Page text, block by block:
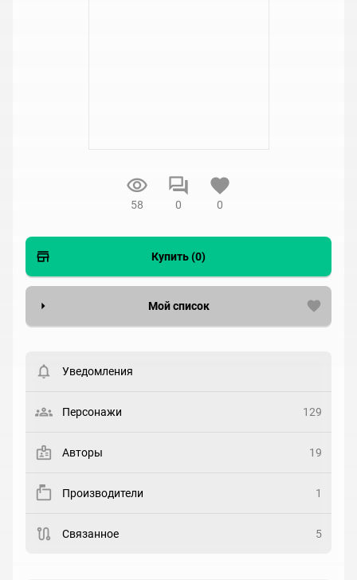
58 0 0
Купить (0)
Мой список
Статус
Рейтинг
Реакция
Уведомления
Персонажи 129
Авторы 19
Производители 1
Связанное 5